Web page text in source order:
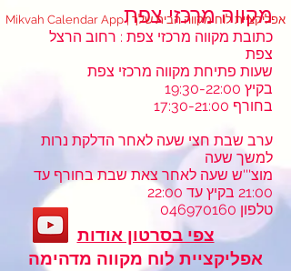
Mikvah Calendar App | אפליקציית לוח מקווה הבית שלך
צפי בסרטון אודות
אפליקציית לוח מקווה מדהימה
מקווה מרכזי צפת
צפת
שעות פתיחת מקווה מרכזי צפת
בקיץ 19:30-22:00
בחורף 17:30-21:00
ערב שבת חצי שעה לאחר הדלקת נרות
למשך שעה
מוצ'''ש שעה לאחר צאת שבת בחורף עד
21:00 בקיץ עד 22:00
טלפון 046970160